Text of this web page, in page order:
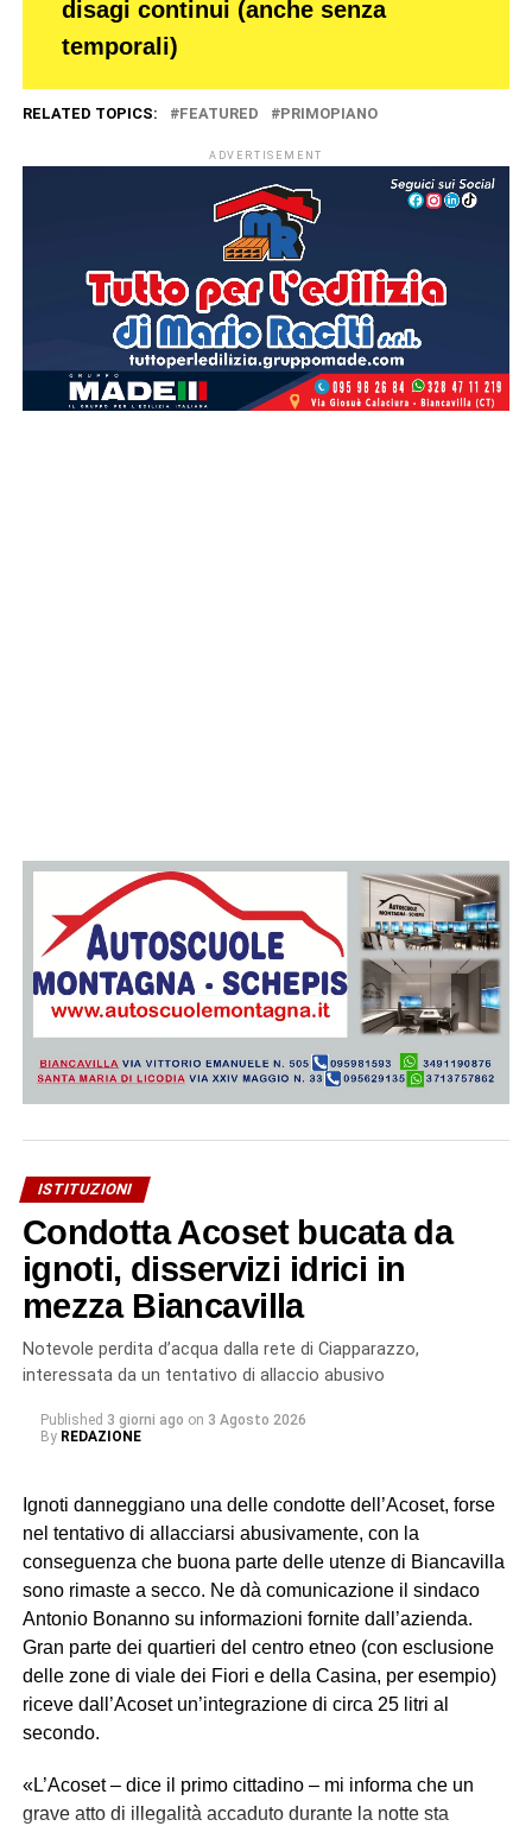
disagi continui (anche senza
temporali)
RELATED TOPICS: FEATURED PRIMOPIANO
ADVERTISEMENT
ISTITUZIONI
Condotta Acoset bucata da
ignoti, disservizi idrici in
mezza Biancavilla
Notevole perdita d’acqua dalla rete di Ciapparazzo,
interessata da un tentativo di allaccio abusivo
Published 3 giorni ago on 3 Agosto 2026
By REDAZIONE
Ignoti danneggiano una delle condotte dell’Acoset, forse
nel tentativo di allacciarsi abusivamente, con la
conseguenza che buona parte delle utenze di Biancavilla
sono rimaste a secco. Ne dà comunicazione il sindaco
Antonio Bonanno su informazioni fornite dall’azienda.
Gran parte dei quartieri del centro etneo (con esclusione
delle zone di viale dei Fiori e della Casina, per esempio)
riceve dall’Acoset un’integrazione di circa 25 litri al
secondo.
«L’Acoset – dice il primo cittadino – mi informa che un
grave atto di illegalità accaduto durante la notte sta